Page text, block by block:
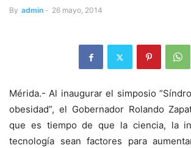
By admin - 26 mayo, 2014
Mérida.- Al inaugurar el simposio
obesidad”, el Gobernador Rolando
que es tiempo de que la ciencia, la
tecnología sean factores para